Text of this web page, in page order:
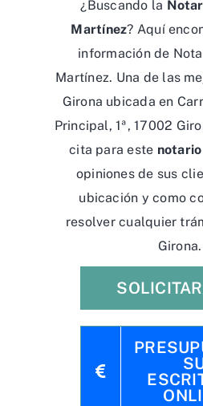
¿Buscando la
Martínez? Aquí
información de
Martínez. Una de las
Girona ubicada en
Principal, 1ª, 17002
cita para este
opiniones de sus
ubicación y como
resolver cualquier
Girona.